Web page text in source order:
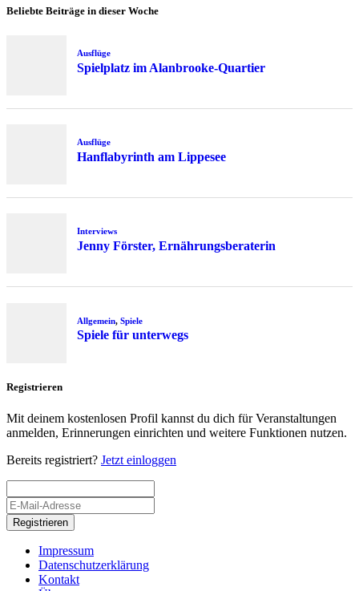
Beliebte Beiträge in dieser Woche
Ausflüge
Spielplatz im Alanbrooke-Quartier
Ausflüge
Hanflabyrinth am Lippesee
Interviews
Jenny Förster, Ernährungsberaterin
Allgemein, Spiele
Spiele für unterwegs
Registrieren
Mit deinem kostenlosen Profil kannst du dich für Veranstaltungen
anmelden, Erinnerungen einrichten und weitere Funktionen nutzen.
Bereits registriert? Jetzt einloggen
Registrieren
Impressum
Datenschutzerklärung
Kontakt